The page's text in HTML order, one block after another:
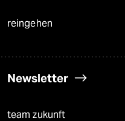
reingehen
Newsletter
team zukunft